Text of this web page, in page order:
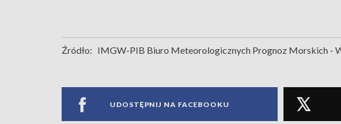
Źródło: IMGW-PIB Biuro Meteorologicznych Prognoz Morskich -
UDOSTĘPNIJ NA FACEBOOKU